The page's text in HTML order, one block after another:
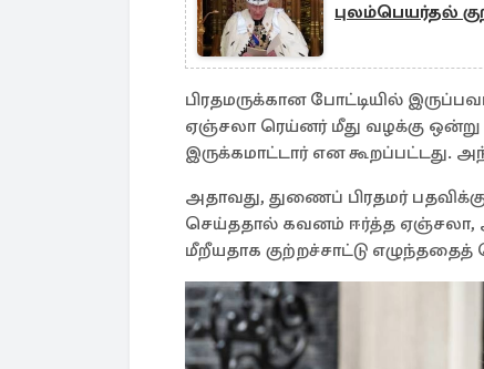
புலம்பெயர்தல்
பிரதமருக்கான போட்டியில்
ஏஞ்சலா ரெய்னர் மீது வழக்கு
இருக்கமாட்டார் என கூறப்பட்டது.
அதாவது, துணைப் பிரதமர்
செய்ததால் கவனம் ஈர்த்த
மீறீயதாக குற்றச்சாட்டு எழுந்ததைத்